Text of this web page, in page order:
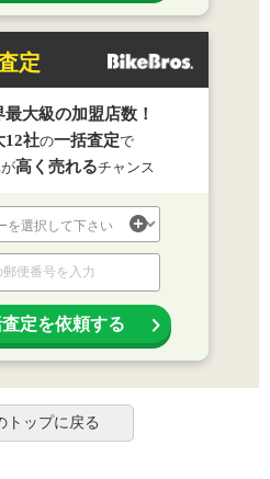
定
最大級の加盟店数！
12社の一括査定で
高く売れるチャンス
定を依頼する
トップに戻る